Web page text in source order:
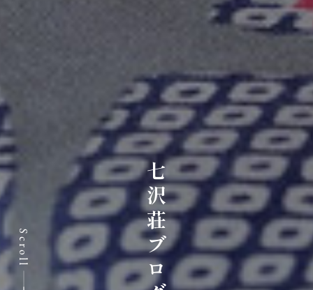
七沢荘ブログ
Scroll